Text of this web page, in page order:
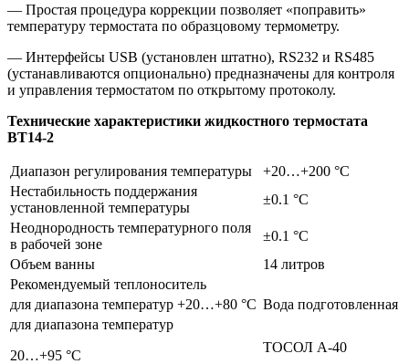
— Простая процедура коррекции позволяет «поправить»
температуру термостата по образцовому термометру.
— Интерфейсы USB (установлен штатно), RS232 и RS485
(устанавливаются опционально) предназначены для контроля
и управления термостатом по открытому протоколу.
Технические характеристики жидкостного термостата
ВТ14-2
Диапазон регулирования температуры
+20…+200 °С
Нестабильность поддержания
установленной температуры
±0.1 °С
Неоднородность температурного поля
в рабочей зоне
±0.1 °С
Объем ванны
14 литров
Рекомендуемый теплоноситель
для диапазона температур +20…+80 °С Вода подготовленная
для диапазона температур
20…+95 °С
ТОСОЛ А-40